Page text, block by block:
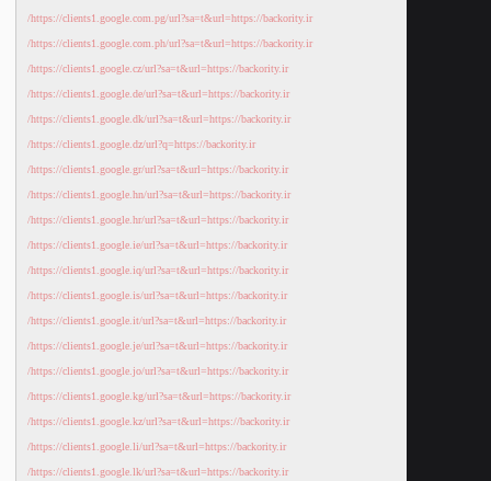
https://clients1.google.com.pg/url?sa=t&url=https://backority.ir/
https://clients1.google.com.ph/url?sa=t&url=https://backority.ir/
https://clients1.google.cz/url?sa=t&url=https://backority.ir/
https://clients1.google.de/url?sa=t&url=https://backority.ir/
https://clients1.google.dk/url?sa=t&url=https://backority.ir/
https://clients1.google.dz/url?q=https://backority.ir/
https://clients1.google.gr/url?sa=t&url=https://backority.ir/
https://clients1.google.hn/url?sa=t&url=https://backority.ir/
https://clients1.google.hr/url?sa=t&url=https://backority.ir/
https://clients1.google.ie/url?sa=t&url=https://backority.ir/
https://clients1.google.iq/url?sa=t&url=https://backority.ir/
https://clients1.google.is/url?sa=t&url=https://backority.ir/
https://clients1.google.it/url?sa=t&url=https://backority.ir/
https://clients1.google.je/url?sa=t&url=https://backority.ir/
https://clients1.google.jo/url?sa=t&url=https://backority.ir/
https://clients1.google.kg/url?sa=t&url=https://backority.ir/
https://clients1.google.kz/url?sa=t&url=https://backority.ir/
https://clients1.google.li/url?sa=t&url=https://backority.ir/
https://clients1.google.lk/url?sa=t&url=https://backority.ir/